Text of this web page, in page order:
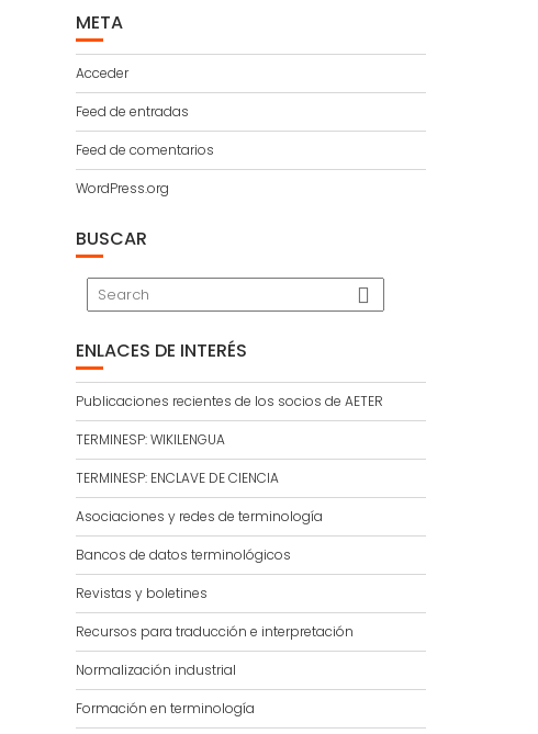
META
Acceder
Feed de entradas
Feed de comentarios
WordPress.org
BUSCAR
ENLACES DE INTERÉS
Publicaciones recientes de los socios de AETER
TERMINESP: WIKILENGUA
TERMINESP: ENCLAVE DE CIENCIA
Asociaciones y redes de terminología
Bancos de datos terminológicos
Revistas y boletines
Recursos para traducción e interpretación
Normalización industrial
Formación en terminología